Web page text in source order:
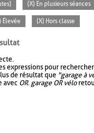
(X) En plusieurs séances
Élevée (X) Hors classe
expressions pour
de résultat que "garage à
avec OR. garage OR vélo